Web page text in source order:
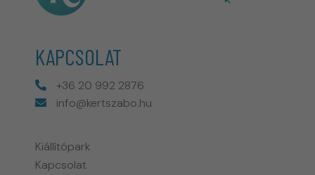
KAPCSOLAT
+36 20 992 2876
info@kertszabo.hu
Kiállítópark
Kapcsolat